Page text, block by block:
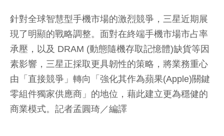
針對全球智慧型手機市場的激烈競爭，三星近期展
現了明顯的戰略調整。面對在終端手機市場市占率
承壓，以及 DRAM (動態隨機存取記憶體)缺貨等因
素影響，三星正採取更具韌性的策略，將業務重心
由「直接競爭」轉向「強化其作為蘋果(Apple)關鍵
零組件獨家供應商」的地位，藉此建立更為穩健的
商業模式。 記者孟圓琦／編譯